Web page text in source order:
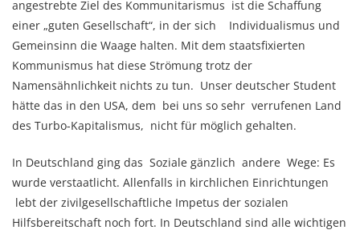
angestrebte Ziel des Kommunitarismus ist die Schaffung
einer „guten Gesellschaft“, in der sich Individualismus und
Gemeinsinn die Waage halten. Mit dem staatsfixierten
Kommunismus hat diese Strömung trotz der
Namensähnlichkeit nichts zu tun. Unser deutscher Student
hätte das in den USA, dem bei uns so sehr verrufenen Land
des Turbo-Kapitalismus, nicht für möglich gehalten.
In Deutschland ging das Soziale gänzlich andere Wege: Es
wurde verstaatlicht. Allenfalls in kirchlichen Einrichtungen
lebt der zivilgesellschaftliche Impetus der sozialen
Hilfsbereitschaft noch fort. In Deutschland sind alle wichtigen